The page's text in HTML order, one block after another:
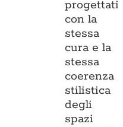
progettati
con la
stessa
cura e la
stessa
coerenza
stilistica
degli
spazi